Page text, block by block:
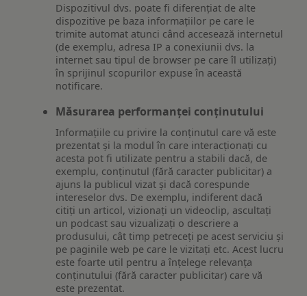
Dispozitivul dvs. poate fi diferențiat de alte
dispozitive pe baza informațiilor pe care le
trimite automat atunci când accesează internetul
(de exemplu, adresa IP a conexiunii dvs. la
internet sau tipul de browser pe care îl utilizați)
în sprijinul scopurilor expuse în această
notificare.
Măsurarea performanței conținutului
Informațiile cu privire la conținutul care vă este
prezentat și la modul în care interacționați cu
acesta pot fi utilizate pentru a stabili dacă, de
exemplu, conținutul (fără caracter publicitar) a
ajuns la publicul vizat și dacă corespunde
intereselor dvs. De exemplu, indiferent dacă
citiți un articol, vizionați un videoclip, ascultați
un podcast sau vizualizați o descriere a
produsului, cât timp petreceți pe acest serviciu și
pe paginile web pe care le vizitați etc. Acest lucru
este foarte util pentru a înțelege relevanța
conținutului (fără caracter publicitar) care vă
este prezentat.